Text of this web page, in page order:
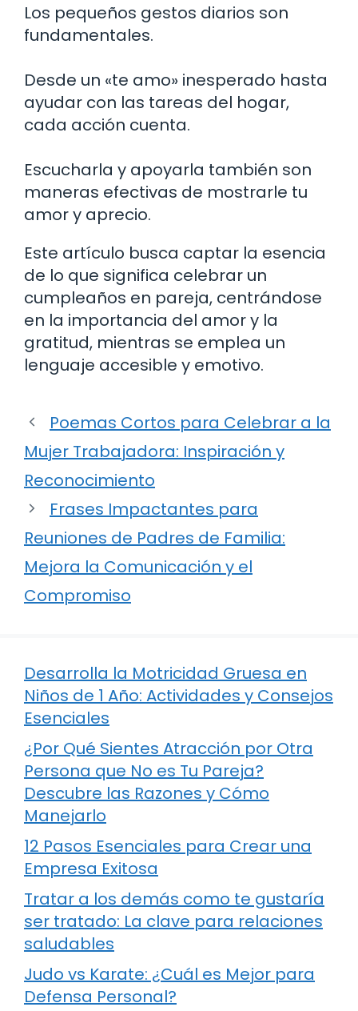
Los pequeños gestos diarios son
fundamentales.
Desde un «te amo» inesperado hasta
ayudar con las tareas del hogar,
cada acción cuenta.
Escucharla y apoyarla también son
maneras efectivas de mostrarle tu
amor y aprecio.
Este artículo busca captar la esencia
de lo que significa celebrar un
cumpleaños en pareja, centrándose
en la importancia del amor y la
gratitud, mientras se emplea un
lenguaje accesible y emotivo.
Poemas Cortos para Celebrar a la
Mujer Trabajadora: Inspiración y
Reconocimiento
Frases Impactantes para
Reuniones de Padres de Familia:
Mejora la Comunicación y el
Compromiso
Desarrolla la Motricidad Gruesa en
Niños de 1 Año: Actividades y Consejos
Esenciales
¿Por Qué Sientes Atracción por Otra
Persona que No es Tu Pareja?
Descubre las Razones y Cómo
Manejarlo
12 Pasos Esenciales para Crear una
Empresa Exitosa
Tratar a los demás como te gustaría
ser tratado: La clave para relaciones
saludables
Judo vs Karate: ¿Cuál es Mejor para
Defensa Personal?